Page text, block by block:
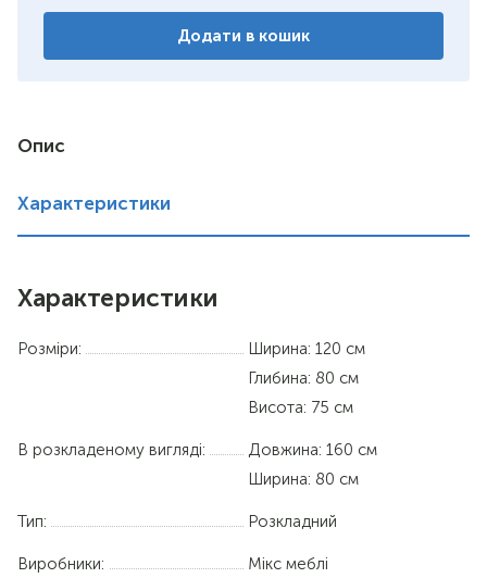
Додати в кошик
Опис
Характеристики
Характеристики
Розміри:
Ширина: 120 см
Глибина: 80 см
Висота: 75 см
В розкладеному вигляді: Довжина: 160 см
Ширина: 80 см
Тип: Розкладний
Виробники: Мікс меблі